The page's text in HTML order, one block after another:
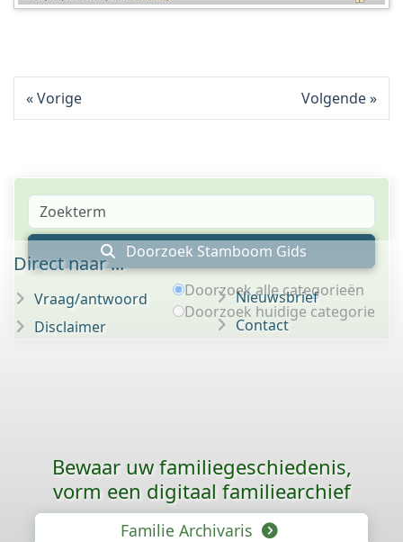
Vorige Volgende
Doorzoek Stamboom Gids
Doorzoek alle categorieën
Doorzoek huidige categorie
Direct naar ...
Vraag/antwoord
Disclaimer
Nieuwsbrief
Contact
Bewaar uw familie­geschiedenis,
vorm een digitaal familiearchief
Familie Archivaris